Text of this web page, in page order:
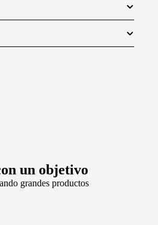
un objetivo
grandes productos